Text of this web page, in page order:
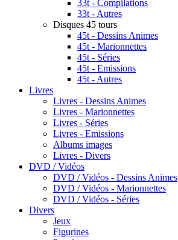
33t - Compilations
33t - Autres
Disques 45 tours
45t - Dessins Animes
45t - Marionnettes
45t - Séries
45t - Emissions
45t - Autres
Livres
Livres - Dessins Animes
Livres - Marionnettes
Livres - Séries
Livres - Emissions
Albums images
Livres - Divers
DVD / Vidéos
DVD / Vidéos - Dessins Animes
DVD / Vidéos - Marionnettes
DVD / Vidéos - Séries
Divers
Jeux
Figurines